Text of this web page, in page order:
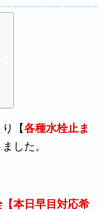
【各種水栓止ま
した。
本日早目対応希